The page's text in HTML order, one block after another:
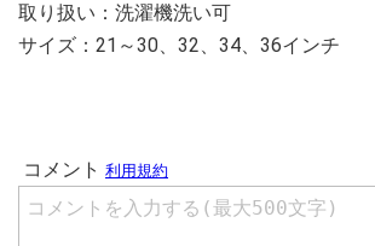
取り扱い：洗濯機洗い可
サイズ：21～30、32、34、36インチ